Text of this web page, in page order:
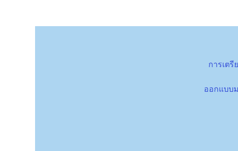
การเต
ออกแบบ